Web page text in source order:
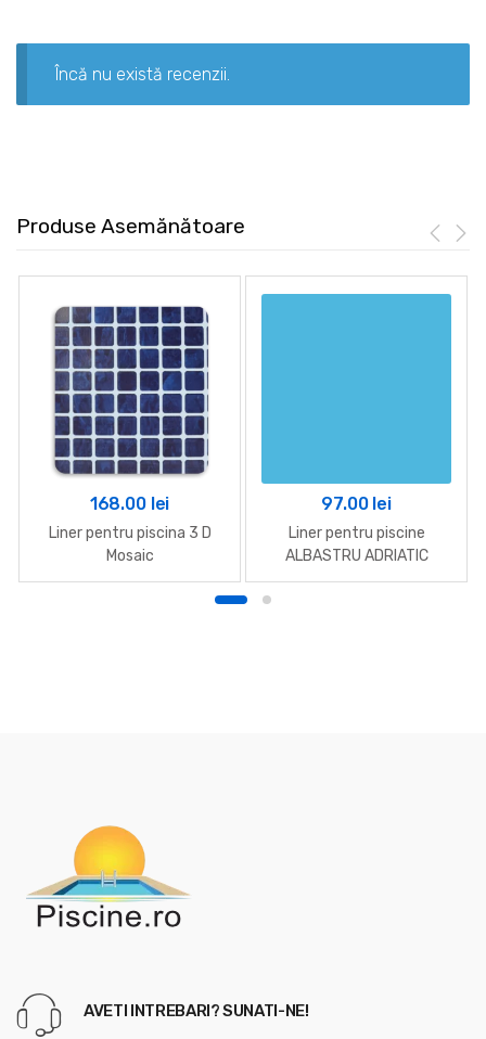
Încă nu există recenzii.
Produse Asemănătoare
168.00 lei
Liner pentru piscina 3 D
Mosaic
97.00 lei
Liner pentru piscine
ALBASTRU ADRIATIC
AVETI INTREBARI? SUNATI-NE!